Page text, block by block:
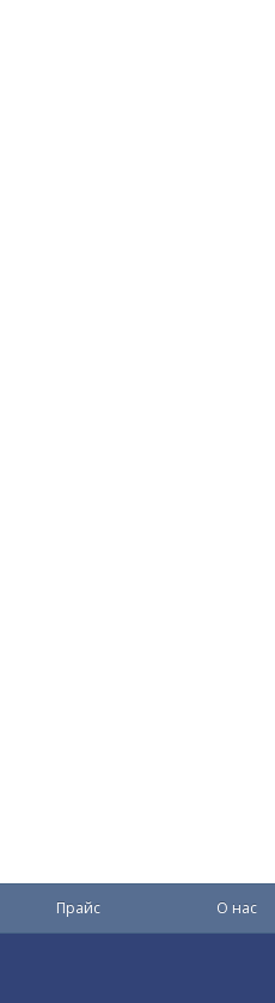
Прайс О нас